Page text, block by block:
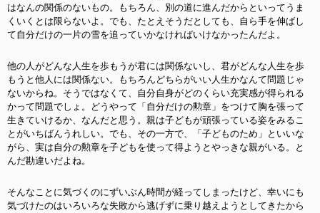
はなんの関係のないもの。もちろん、別の道に進んだからといってうま
くいくとは限らないよ。でも、たとえそうだとしても、自ら手を伸ばし
て自分だけの一片の雪を追っていかなければいけなかったんだよ。
他の人がどんな人生を歩もうが君には関係ないし、君がどんな人生を歩
もうと他人には関係ない。もちろんどちらがいい人生かなんて問題じゃ
ないからね。そうではなくて、自分自身がどのくらい充実感が得られる
かって問題でしょ。どうやって「自分だけの勲章」をつけて胸を張って
生きていけるか、なんだと思う。親は子どもが頑張っている姿をみるこ
とがいちばんうれしい。でも、その一方で、「子どものため」といいな
がら、実は自分の勲章を子どもを使って得ようとやっきな親がいる。と
んだ勘違いだよね。
そんなことに気づくのにずいぶん時間が経ってしまったけど、幸いにも
気づけたのはいろいろな失敗から逃げずに乗り越えようとしてきたから